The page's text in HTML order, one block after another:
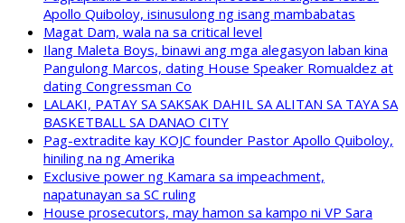
Apollo Quiboloy, isinusulong ng isang mambabatas
Magat Dam, wala na sa critical level
Ilang Maleta Boys, binawi ang mga alegasyon laban kina
Pangulong Marcos, dating House Speaker Romualdez at
dating Congressman Co
LALAKI, PATAY SA SAKSAK DAHIL SA ALITAN SA TAYA SA
BASKETBALL SA DANAO CITY
Pag-extradite kay KOJC founder Pastor Apollo Quiboloy,
hiniling na ng Amerika
Exclusive power ng Kamara sa impeachment,
napatunayan sa SC ruling
House prosecutors, may hamon sa kampo ni VP Sara